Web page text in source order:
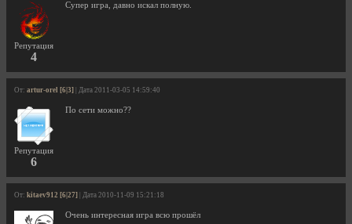
Репутация
4
Супер игра, давно искал полную.
От: artur-orel [6|3] | Дата 2011-03-05 14:59:40
Репутация
6
По сети можно??
От: kitaev912 [6|27] | Дата 2010-11-09 15:21:18
Очень интересная игра всю прошёл